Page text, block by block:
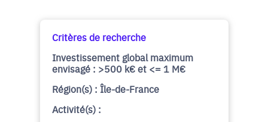
Critères de recherche
Investissement global maximum
envisagé : >500 k€ et <= 1 M€
Région(s) : Île-de-France
Activité(s) :